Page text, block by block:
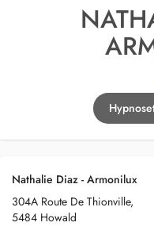
Nathalie Diaz - Armonilux
304A Route De Thionville,
5484 Howald